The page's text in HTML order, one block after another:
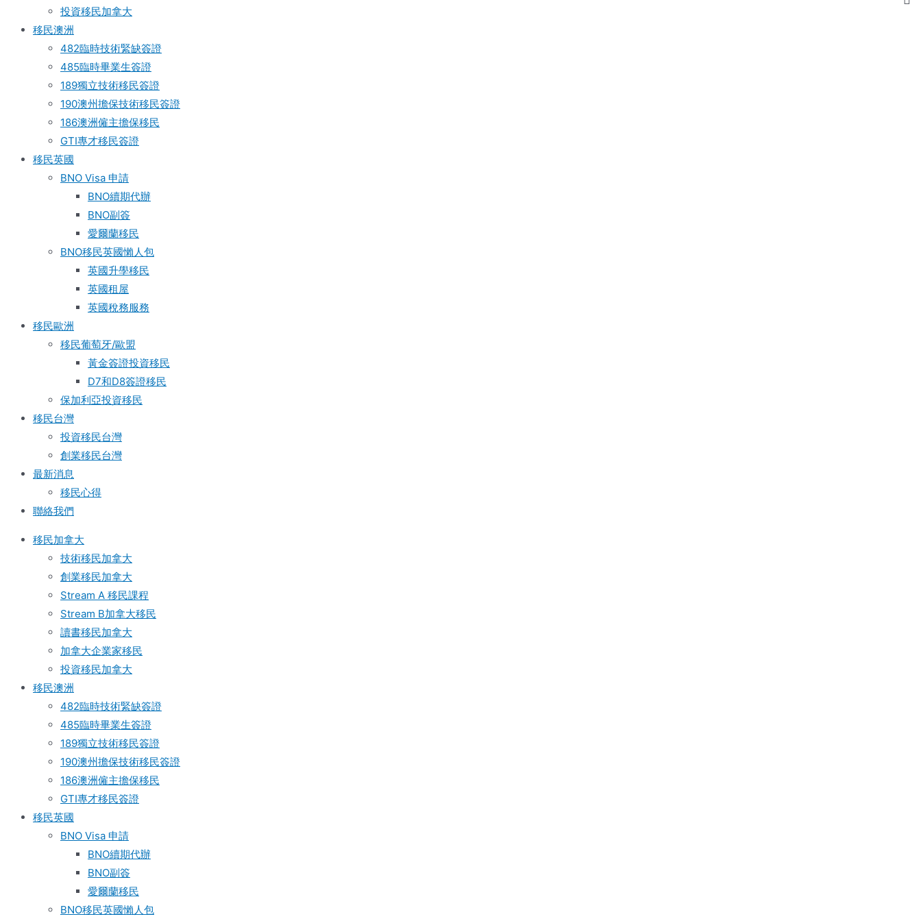
投資移民加拿大
移民澳洲
482臨時技術緊缺簽證
485臨時畢業生簽證
189獨立技術移民簽證
190澳州擔保技術移民簽證
186澳洲僱主擔保移民
GTI專才移民簽證
移民英國
BNO Visa 申請
BNO續期代辦
BNO副簽
愛爾蘭移民
BNO移民英國懶人包
英國升學移民
英國租屋
英國稅務服務​
移民歐洲
移民葡萄牙/歐盟
黃金簽證投資移民
D7和D8簽證移民
保加利亞投資移民
移民台灣
投資移民台灣
創業移民台灣
最新消息
移民心得
聯絡我們
移民加拿大
技術移民加拿大
創業移民加拿大
Stream A 移民課程
Stream B加拿大移民
讀書移民加拿大
加拿大企業家移民
投資移民加拿大
移民澳洲
482臨時技術緊缺簽證
485臨時畢業生簽證
189獨立技術移民簽證
190澳州擔保技術移民簽證
186澳洲僱主擔保移民
GTI專才移民簽證
移民英國
BNO Visa 申請
BNO續期代辦
BNO副簽
愛爾蘭移民
BNO移民英國懶人包